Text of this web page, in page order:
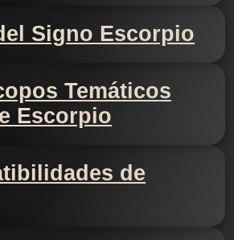
Signo Escorpio
Temáticos
Escorpio
de